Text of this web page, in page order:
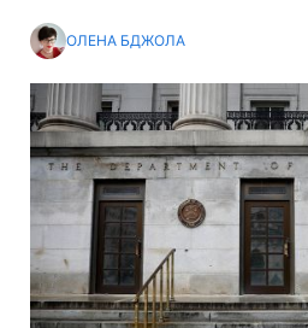
ОЛЕНА БДЖОЛА